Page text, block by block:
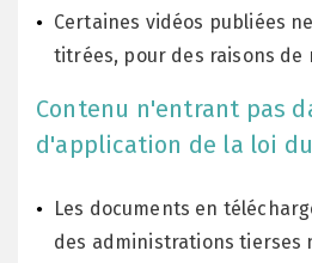
Certaines vidéos publiées
titrées, pour des raisons de
Contenu n'entrant pas
d'application de la loi
Les documents en
des administrations tierses